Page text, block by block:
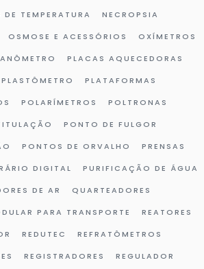
TEMPERATURA NECROPSIA
OSMOSE E ACESSÓRIOS OXÍMETROS
PLACAS AQUECEDORAS
PLASTÔMETRO PLATAFORMAS
POLARÍMETROS POLTRONAS
PONTO DE FULGOR
PONTOS DE ORVALHO PRENSAS
DIGITAL PURIFICAÇÃO DE ÁGUA
DE AR QUARTEADORES
PARA TRANSPORTE REATORES
REDUTEC REFRATÔMETROS
REGISTRADORES REGULADOR